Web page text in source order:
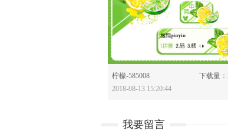
柠檬-585008
下载量：
2018-08-13 15:20:44
我要留言